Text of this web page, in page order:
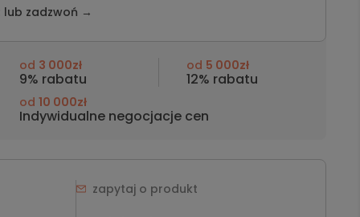
lub zadzwoń →
od 3 000zł
9% rabatu
od 5 000zł
12% rabatu
od10 000zł
Indywidualne negocjacje cen
zapytaj o produkt